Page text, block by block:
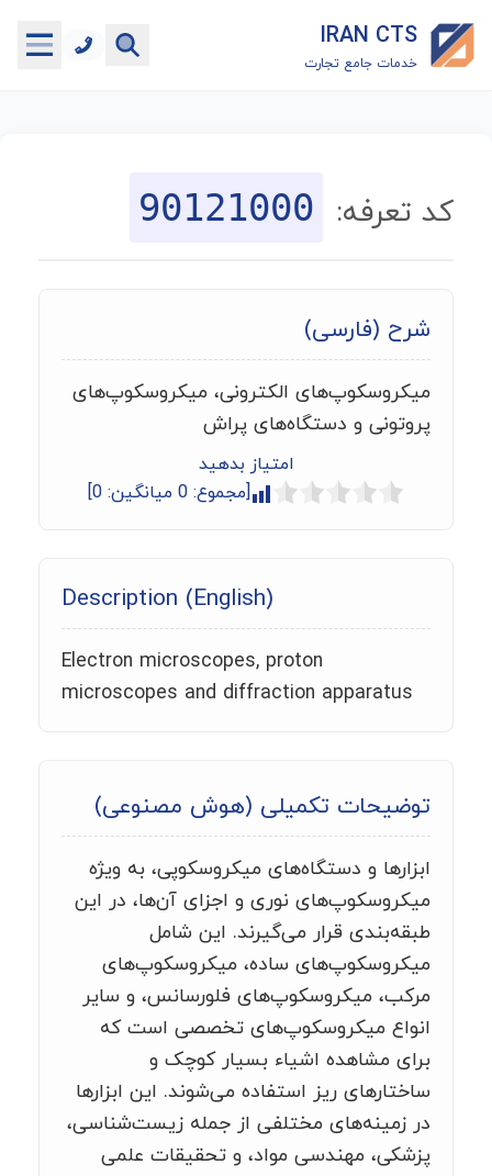
IRAN CTS
خدمات جامع تجارت
جستجوگر تعرفه گمرکی
ماشین حساب گمرکی
خدمات رایگان دیگر
کد تعرفه: 90121000
شرح (فارسی)
میکروسکوپ‌های الکترونی، میکروسکوپ‌های
پروتونی و دستگاه‌های پراش
امتیاز بدهید
[مجموع: 0 میانگین: 0
]
Description (English)
Electron microscopes, proton
microscopes and diffraction apparatus
توضیحات تکمیلی (هوش مصنوعی)
ابزارها و دستگاه‌های میکروسکوپی، به ویژه
میکروسکوپ‌های نوری و اجزای آن‌ها، در این
طبقه‌بندی قرار می‌گیرند. این شامل
میکروسکوپ‌های ساده، میکروسکوپ‌های
مرکب، میکروسکوپ‌های فلورسانس، و سایر
انواع میکروسکوپ‌های تخصصی است که
برای مشاهده اشیاء بسیار کوچک و
ساختارهای ریز استفاده می‌شوند. این ابزارها
در زمینه‌های مختلفی از جمله زیست‌شناسی،
پزشکی، مهندسی مواد، و تحقیقات علمی